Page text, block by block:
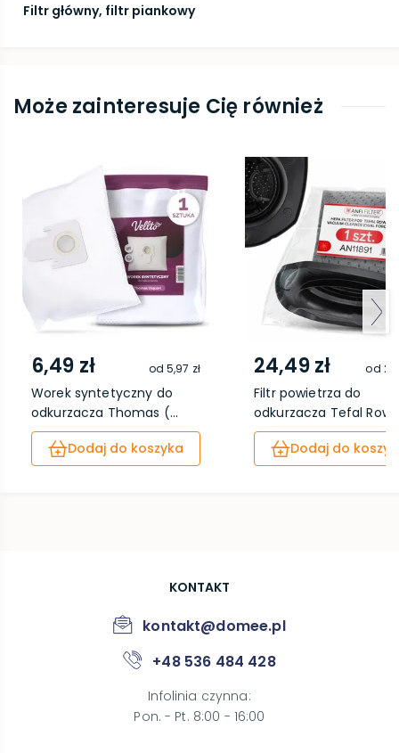
Filtr główny, filtr piankowy
Może zainteresuje Cię również
6,49 zł od5,97 zł
Worek syntetyczny do
odkurzacza Thomas (...
Dodaj do koszyka
24,49 zł od
Filtr powietrza do
odkurzacza Tefal
Dodaj do
KONTAKT
kontakt@domee.pl
+48 536 484 428
Infolinia czynna:
Pon. - Pt. 8:00 - 16:00